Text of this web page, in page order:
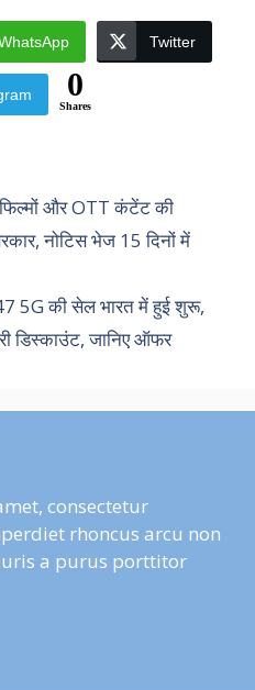
Twitter
0
Shares
और OTT कंटेंट की
नोटिस भेज 15 दिनों में
5G की सेल भारत में हुई शुरू,
डिस्काउंट, जानिए ऑफर
consectetur
rhoncus arcu non
a purus porttitor